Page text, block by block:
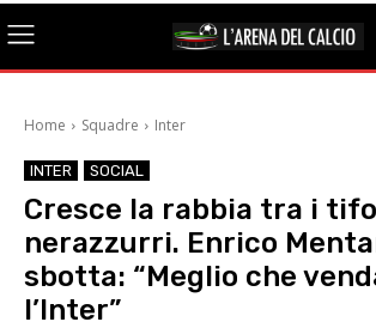
Home Squadre Inter
INTER SOCIAL
Cresce la rabbia tra i
nerazzurri. Enrico
sbotta: “Meglio che
l’Inter”